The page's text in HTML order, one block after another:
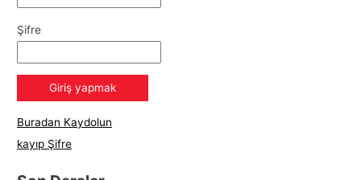
Şifre
Buradan Kaydolun
kayıp Şifre